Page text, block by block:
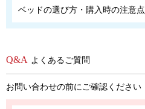
ベッドの選び方・購入時の注意点
よくあるご質問
お問い合わせの前にご確認ください